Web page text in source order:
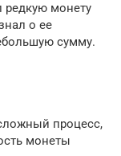
монету
о ее
сумму.
процесс,
монеты